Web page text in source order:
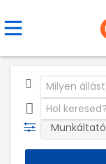
Munkáltató